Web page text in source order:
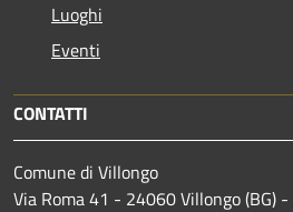
Luoghi
Eventi
CONTATTI
Comune di Villongo
Via Roma 41 - 24060 Villongo (BG)